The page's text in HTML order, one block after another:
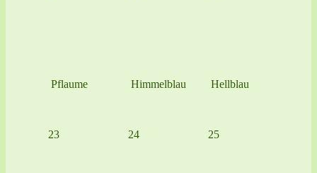
Pflaume Himmelblau Hellblau
23 24 25